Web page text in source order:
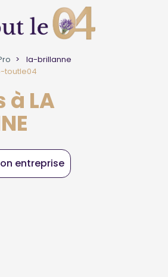
la-brillanne
toutle04
à LA
entreprise